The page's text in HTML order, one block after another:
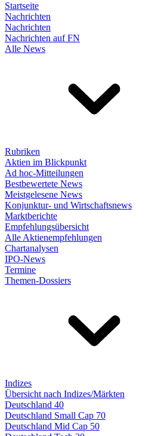
Startseite
Nachrichten
Nachrichten
Nachrichten auf FN
Alle News
Rubriken
Aktien im Blickpunkt
Ad hoc-Mitteilungen
Bestbewertete News
Meistgelesene News
Konjunktur- und Wirtschaftsnews
Marktberichte
Empfehlungsübersicht
Alle Aktienempfehlungen
Chartanalysen
IPO-News
Termine
Themen-Dossiers
Indizes
Übersicht nach Indizes/Märkten
Deutschland 40
Deutschland Small Cap 70
Deutschland Mid Cap 50